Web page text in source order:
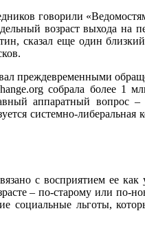
говорили
возраст выхода на
сказал еще один
преждевременными
собрала более
аппаратный
системно-
с восприятием ее
– по-старому или
социальные льготы,